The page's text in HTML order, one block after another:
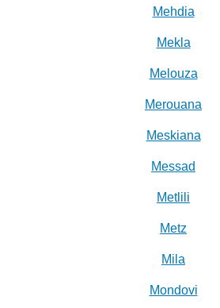
Mehdia
Mekla
Melouza
Merouana
Meskiana
Messad
Metlili
Metz
Mila
Mondovi